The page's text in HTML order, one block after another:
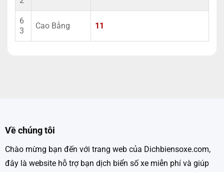
6
3
Cao Bằng 11
Về chúng tôi
Chào mừng bạn đến với trang web của Dichbiensoxe.com,
đây là website hỗ trợ bạn dịch biển số xe miễn phí và giúp